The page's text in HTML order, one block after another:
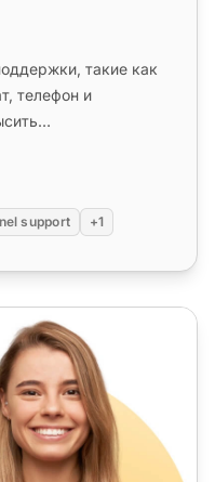
такие как
телефон и
support +1